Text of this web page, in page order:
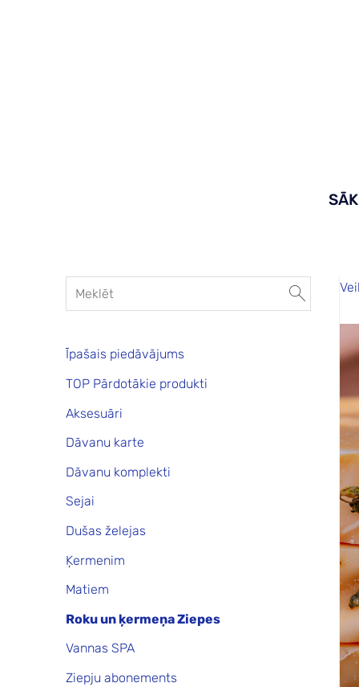
Īpašais piedāvājums
TOP Pārdotākie produkti
Aksesuāri
Dāvanu karte
Dāvanu komplekti
Sejai
Dušas želejas
Ķermenim
Matiem
Roku un ķermeņa Ziepes
Vannas SPA
Ziepju abonements